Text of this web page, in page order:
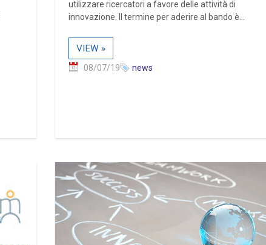
utilizzare ricercatori a favore delle attività di
innovazione. Il termine per aderire al bando è...
VIEW »
08/07/19 news